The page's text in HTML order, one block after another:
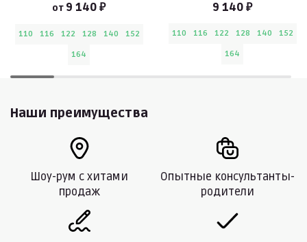
от 9 140 ₽
110 116 122 128 140
152
164
9 140 ₽
110 116 122 128 140
152
164
Наши преимущества
Шоу-рум с хитами
продаж
Опытные консультанты-
родители